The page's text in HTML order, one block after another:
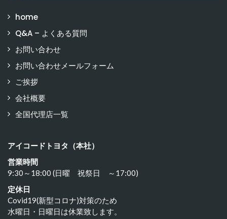
home
Q&A – よくある質問
お問い合わせ
お問い合わせメールフォーム
ご挨拶
会社概要
全国代理店一覧
アイコードトヨタ（本社）
営業時間
9:30～18:00 (日曜 祝祭日 ～17:00)
定休日
Covid19(新型コロナ)対策のため
水曜日・日曜日は休業致します。